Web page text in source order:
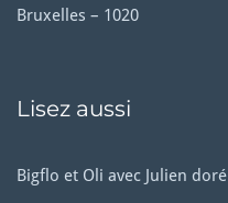
Bruxelles – 1020
Lisez aussi
Bigflo et Oli avec Julien doré